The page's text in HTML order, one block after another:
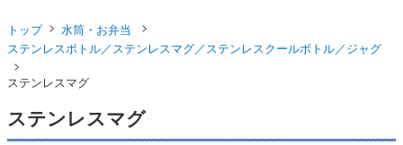
トップ
水筒・お弁当
ステンレスボトル／ステンレスマグ／ステンレスクールボトル／ジャグ
ステンレスマグ
ステンレスマグ